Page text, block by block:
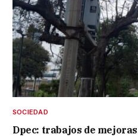
SOCIEDAD
Dpec: trabajos de